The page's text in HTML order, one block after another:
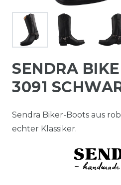
SENDRA
3091
Sendra Biker-Boots aus
echter Klassiker.